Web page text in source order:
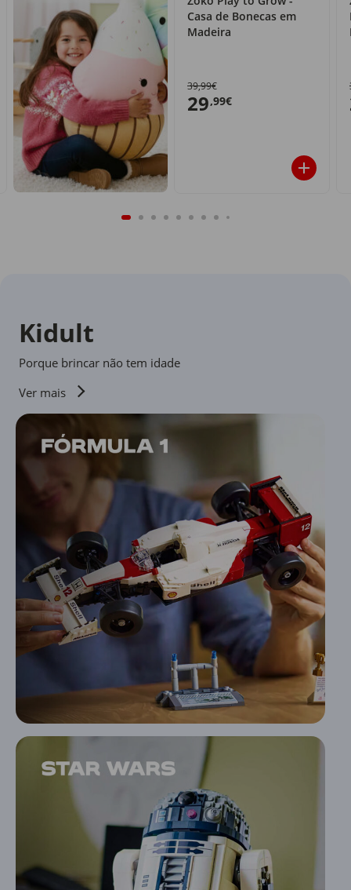
Casa de Bonecas em
Madeira
39,99€
29,99€
Kidult
Porque brincar não tem idade
Ver mais